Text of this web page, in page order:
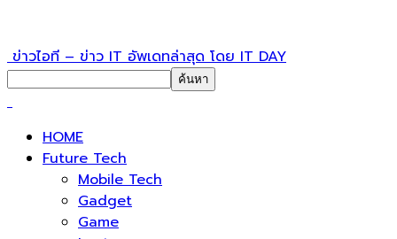
ข่าวไอที – ข่าว IT อัพเดทล่าสุด โดย IT DAY
HOME
Future Tech
Mobile Tech
Gadget
Game